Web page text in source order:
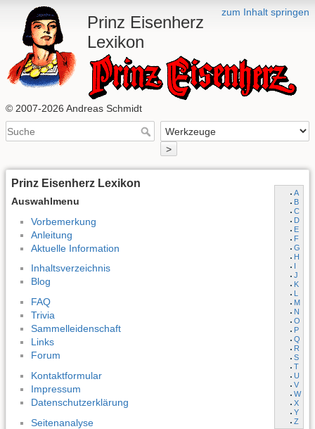
zum Inhalt springen
Prinz Eisenherz
Lexikon
© 2007-2026 Andreas Schmidt
>
Prinz Eisenherz Lexikon
Auswahlmenu
A
B
C
D
E
F
G
H
I
J
K
L
M
N
O
P
Q
R
S
T
U
V
W
X
Y
Z
Vorbemerkung
Anleitung
Aktuelle Information
Inhaltsverzeichnis
Blog
FAQ
Trivia
Sammelleidenschaft
Links
Forum
Kontaktformular
Impressum
Datenschutzerklärung
Seitenanalyse